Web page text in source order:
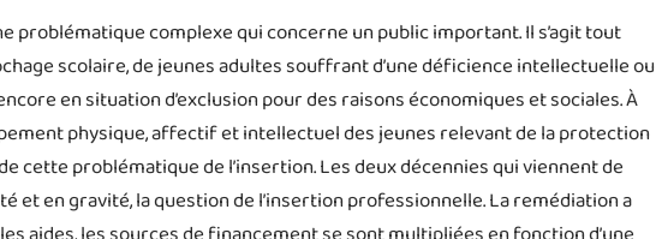
problématique complexe qui concerne un public important. Il s’agit tout
scolaire, de jeunes adultes souffrant d’une déficience intellectuelle ou
en situation d’exclusion pour des raisons économiques et sociales. À
physique, affectif et intellectuel des jeunes relevant de la protection
cette problématique de l’insertion. Les deux décennies qui viennent de
et en gravité, la question de l’insertion professionnelle. La remédiation a